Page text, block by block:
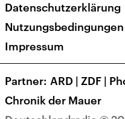
Veranstaltungen
Presse
Karriere
Transparenz
Datenschutzerklärung
Nutzungsbedingungen
Impressum
Partner ARD | ZDF |
Chronik der Mauer